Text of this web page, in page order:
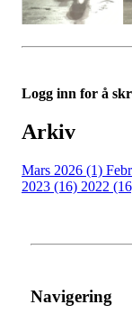
Logg inn for å
Arkiv
Mars 2026 (1)
2023 (16) 2022
Navigering